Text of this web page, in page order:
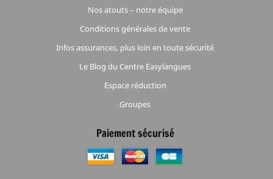
Nos atouts – notre équipe
Conditions générales de vente
Infos assurances, plus loin en toute sécurité
Le Blog du Centre Easylangues
Espace réduction
Groupes
Paiement sécurisé